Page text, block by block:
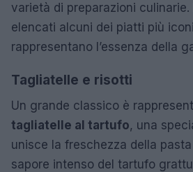
varietà di preparazioni
elencati alcuni dei piatti più
rappresentano l’essenza della
Tagliatelle e risotti
Un grande classico è
tagliatelle al tartufo, una
unisce la freschezza della
sapore intenso del tartufo